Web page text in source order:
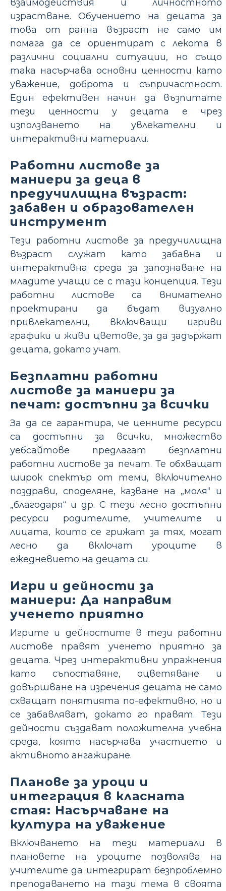
взаимодействия и личностното
израстване. Обучението на децата за
това от ранна възраст не само им
помага да се ориентират с лекота в
различни социални ситуации, но също
така насърчава основни ценности като
уважение, доброта и съпричастност.
Един ефективен начин да възпитате
тези ценности у децата е чрез
използването на увлекателни и
интерактивни материали.
Работни листове за
маниери за деца в
предучилищна възраст:
забавен и образователен
инструмент
Тези работни листове за предучилищна
възраст служат като забавна и
интерактивна среда за запознаване на
младите учащи се с тази концепция. Тези
работни листове са внимателно
проектирани да бъдат визуално
привлекателни, включващи игриви
графики и живи цветове, за да задържат
децата, докато учат.
Безплатни работни
листове за маниери за
печат: достъпни за всички
За да се гарантира, че ценните ресурси
са достъпни за всички, множество
уебсайтове предлагат безплатни
работни листове за печат. Те обхващат
широк спектър от теми, включително
поздрави, споделяне, казване на „моля“ и
„благодаря“ и др. С тези лесно достъпни
ресурси родителите, учителите и
лицата, които се грижат за тях, могат
лесно да включат уроците в
ежедневието на децата си.
Игри и дейности за
маниери: Да направим
ученето приятно
Игрите и дейностите в тези работни
листове правят ученето приятно за
децата. Чрез интерактивни упражнения
като съпоставяне, оцветяване и
довършване на изречения децата не само
схващат понятията по-ефективно, но и
се забавляват, докато го правят. Тези
дейности създават положителна учебна
среда, която насърчава участието и
активното ангажиране.
Планове за уроци и
интеграция в класната
стая: Насърчаване на
култура на уважение
Включването на тези материали в
плановете на уроците позволява на
учителите да интегрират безпроблемно
преподаването на тази тема в своята